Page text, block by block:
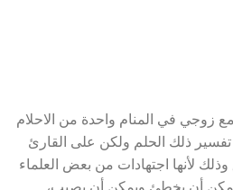
زوجي في المنام واحدة من الاحلام
تفسير ذلك الحلم ولكن على القارئ
لأنها اجتهادات من بعض العلماء
أن يخطئ ويمكن أن يصيب،